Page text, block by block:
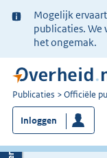
Ter
informatie:
Mogelijk
publicaties. We
het ongemak.
U
bent
nu
hier:
Publicaties Officiële
Inloggen